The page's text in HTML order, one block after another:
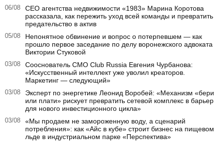
06/08
CEO агентства недвижимости «1983» Марина Коротова
рассказала, как пережить уход всей команды и превратить
предательство в актив
05/08
Непонятное обвинение и вопрос о потерпевшем — как
прошло первое заседание по делу воронежского адвоката
Виктории Стуковой
03/08
Сооснователь CMO Club Russia Евгения Чурбанова:
«Искусственный интеллект уже уволил креаторов.
Маркетинг — следующий»
03/08
Эксперт по энергетике Леонид Воробей: «Механизм «бери
или плати» рискует превратить сетевой комплекс в барьер
для нового инвестиционного цикла»
03/08
«Мы продаем не замороженную воду, а сценарий
потребления»: как «Айс в кубе» строит бизнес на пищевом
льде в индустриальном парке «Перспектива»